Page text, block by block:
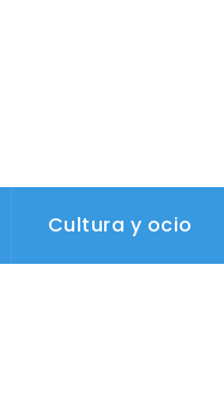
Cultura y ocio